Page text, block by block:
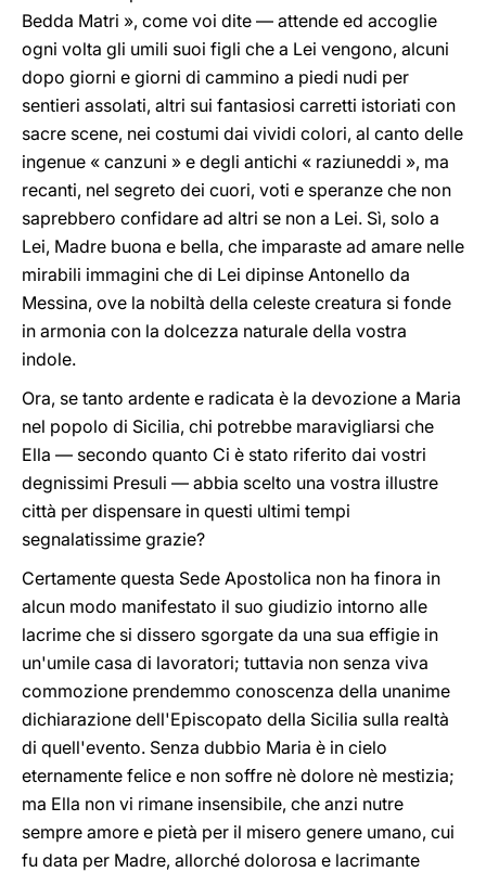
Bedda Matri », come voi dite — attende ed accoglie
ogni volta gli umili suoi figli che a Lei vengono, alcuni
dopo giorni e giorni di cammino a piedi nudi per
sentieri assolati, altri sui fantasiosi carretti istoriati con
sacre scene, nei costumi dai vividi colori, al canto delle
ingenue « canzuni » e degli antichi « raziuneddi », ma
recanti, nel segreto dei cuori, voti e speranze che non
saprebbero confidare ad altri se non a Lei. Sì, solo a
Lei, Madre buona e bella, che imparaste ad amare nelle
mirabili immagini che di Lei dipinse Antonello da
Messina, ove la nobiltà della celeste creatura si fonde
in armonia con la dolcezza naturale della vostra
indole.
Ora, se tanto ardente e radicata è la devozione a Maria
nel popolo di Sicilia, chi potrebbe maravigliarsi che
Ella — secondo quanto Ci è stato riferito dai vostri
degnissimi Presuli — abbia scelto una vostra illustre
città per dispensare in questi ultimi tempi
segnalatissime grazie?
Certamente questa Sede Apostolica non ha finora in
alcun modo manifestato il suo giudizio intorno alle
lacrime che si dissero sgorgate da una sua effigie in
un'umile casa di lavoratori; tuttavia non senza viva
commozione prendemmo conoscenza della unanime
dichiarazione dell'Episcopato della Sicilia sulla realtà
di quell'evento. Senza dubbio Maria è in cielo
eternamente felice e non soffre nè dolore nè mestizia;
ma Ella non vi rimane insensibile, che anzi nutre
sempre amore e pietà per il misero genere umano, cui
fu data per Madre, allorché dolorosa e lacrimante